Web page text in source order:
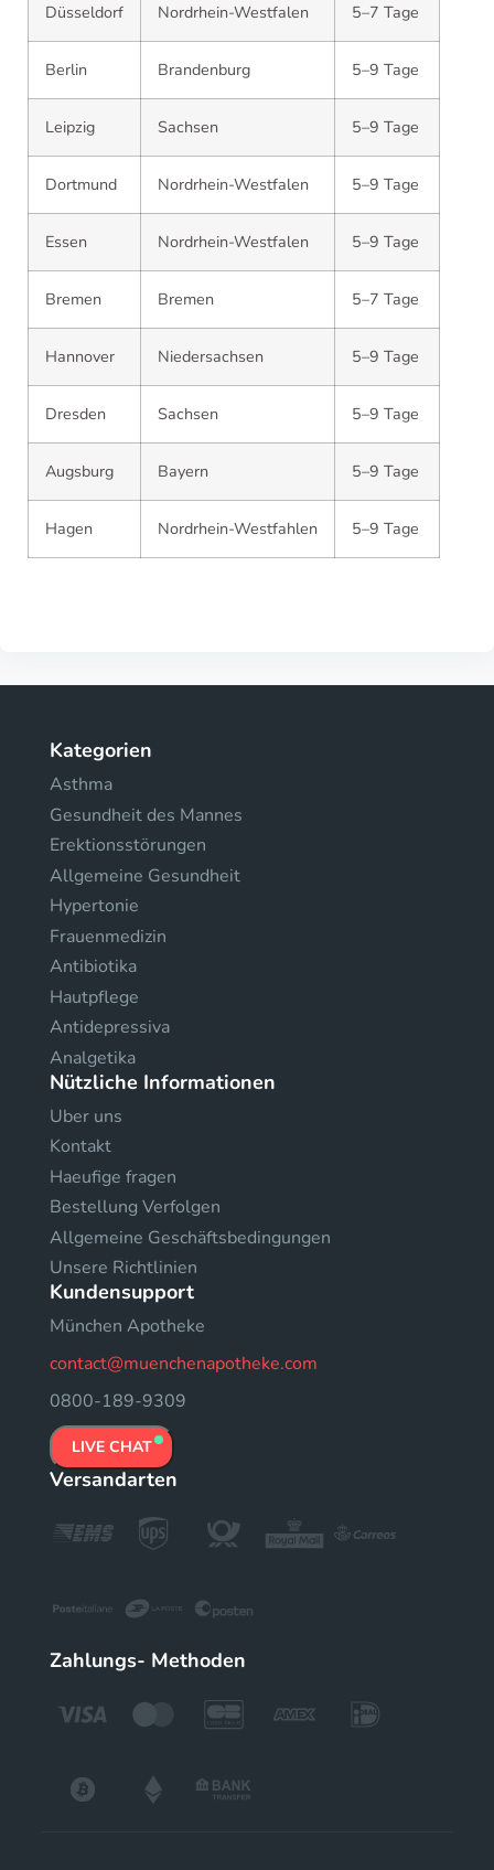
Düsseldorf Nordrhein-Westfalen 5–7 Tage
Berlin Brandenburg 5–9 Tage
Leipzig Sachsen 5–9 Tage
Dortmund Nordrhein-Westfalen 5–9 Tage
Essen Nordrhein-Westfalen 5–9 Tage
Bremen Bremen 5–7 Tage
Hannover Niedersachsen 5–9 Tage
Dresden Sachsen 5–9 Tage
Augsburg Bayern 5–9 Tage
Hagen Nordrhein-Westfahlen 5–9 Tage
Kategorien
Asthma
Gesundheit des Mannes
Erektionsstörungen
Allgemeine Gesundheit
Hypertonie
Frauenmedizin
Antibiotika
Hautpflege
Antidepressiva
Analgetika
Nützliche Informationen
Uber uns
Kontakt
Haeufige fragen
Bestellung Verfolgen
Allgemeine Geschäftsbedingungen
Unsere Richtlinien
Kundensupport
München Apotheke
contact@muenchenapotheke.com
0800-189-9309
LIVE CHAT
Versandarten
Zahlungs- Methoden